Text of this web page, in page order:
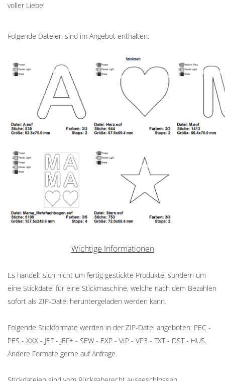
voller Liebe!
Folgende Dateien sind im Angebot enthalten:
Wichtige Informationen
Es handelt sich nicht um fertig gestickte Produkte, sondern um
eine Stickdatei für eine Stickmaschine, welche nach dem Bezahlen
sofort als ZIP-Datei heruntergeladen werden kann.
Folgende Stickformate werden in der ZIP-Datei angeboten: PEC -
PES - XXX - JEF - JEF+ - SEW - EXP - VIP - VP3 - TXT - DST - HUS.
Andere Formate gerne auf Anfrage.